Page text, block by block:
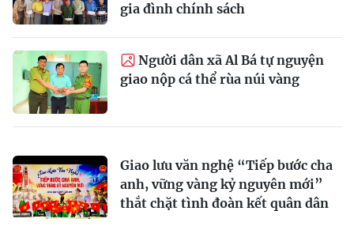
gia đình chính sách
Người dân xã Al Bá tự nguyện
giao nộp cá thể rùa núi vàng
Giao lưu văn nghệ “Tiếp bước cha
anh, vững vàng kỷ nguyên mới”
thắt chặt tình đoàn kết quân dân